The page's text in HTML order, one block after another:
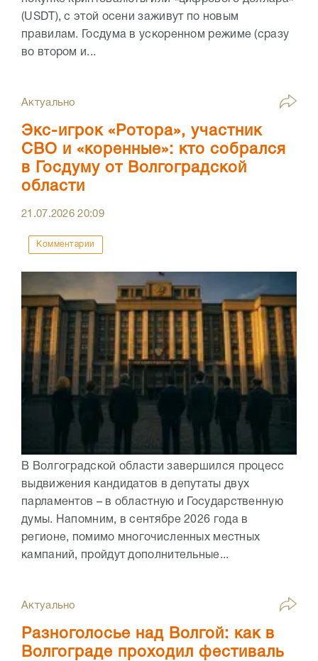
(USDT), с этой осени заживут по новым
правилам. Госдума в ускоренном режиме (сразу
во втором и...
Актуально
Экс-игрок «Ротора», участник
СВО и «коренные»: кто собрался
в Госдуму от Волгоградской
области
21.07.202620:09
Комментарии
В Волгоградской области завершился процесс
выдвижения кандидатов в депутаты двух
парламентов – в областную и Государственную
думы. Напомним, в сентябре 2026 года в
регионе, помимо многочисленных местных
кампаний, пройдут дополнительные...
Актуально
Разноголосье над Волгой: как в
Волгограде проходил фестиваль